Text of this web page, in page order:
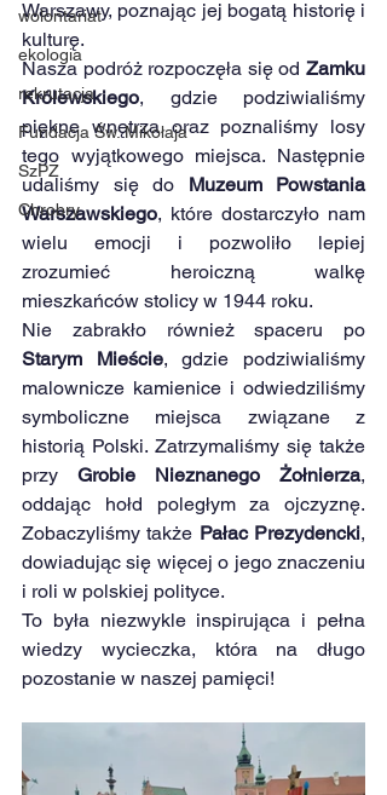
wolontariat
ekologia
rekrutacja
Fundacja Św. Mikołaja
SzPZ
Chrobry
Warszawy, poznając jej bogatą historię i
kulturę.
Nasza podróż rozpoczęła się od Zamku
Królewskiego, gdzie podziwialiśmy
piękne wnętrza oraz poznaliśmy losy
tego wyjątkowego miejsca. Następnie
udaliśmy się do Muzeum Powstania
Warszawskiego, które dostarczyło nam
wielu emocji i pozwoliło lepiej
zrozumieć heroiczną walkę
mieszkańców stolicy w 1944 roku.
Starym Mieście, gdzie podziwialiśmy
malownicze kamienice i odwiedziliśmy
symboliczne miejsca związane z
historią Polski. Zatrzymaliśmy się także
przy Grobie Nieznanego Żołnierza,
oddając hołd poległym za ojczyznę.
Zobaczyliśmy także Pałac Prezydencki,
dowiadując się więcej o jego znaczeniu
i roli w polskiej polityce.
To była niezwykle inspirująca i pełna
wiedzy wycieczka, która na długo
pozostanie w naszej pamięci!